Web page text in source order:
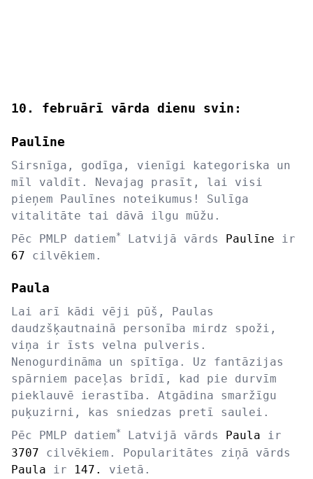
10. februārī vārda dienu svin:
Paulīne
Sirsnīga, godīga, vienīgi kategoriska un
mīl valdīt. Nevajag prasīt, lai visi
pieņem Paulīnes noteikumus! Sulīga
vitalitāte tai dāvā ilgu mūžu.
Pēc PMLP datiem* Latvijā vārds Paulīne ir
67 cilvēkiem.
Paula
Lai arī kādi vēji pūš, Paulas
daudzšķautnainā personība mirdz spoži,
viņa ir īsts velna pulveris.
Nenogurdināma un spītīga. Uz fantāzijas
spārniem paceļas brīdī, kad pie durvīm
pieklauvē ierastība. Atgādina smaržīgu
puķuzirni, kas sniedzas pretī saulei.
Pēc PMLP datiem* Latvijā vārds Paula ir
3707 cilvēkiem. Popularitātes ziņā vārds
Paula ir 147. vietā.